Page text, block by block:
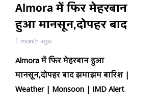
Almora में फिर मेहरबान
हुआ मानसून,दोपहर बाद
झमाझम बारिश |
Weather | Monsoon |
IMD Alert
1 month ago
Almora में फिर मेहरबान हुआ
मानसून,दोपहर बाद झमाझम बारिश |
Weather | Monsoon | IMD Alert